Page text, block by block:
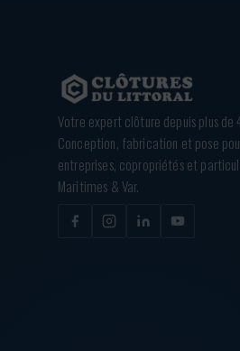
Votre expert clôture depuis plus de
Conception, fabrication et pose
entreprises, copropriétés et
Maritimes & Var.